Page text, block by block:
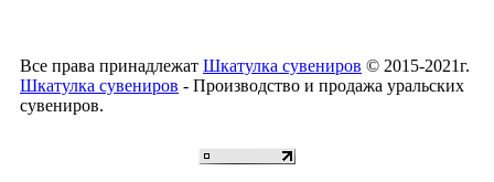
Все права принадлежат Шкатулка сувениров © 2015-2021г.
Шкатулка сувениров - Производство и продажа уральских
сувениров.